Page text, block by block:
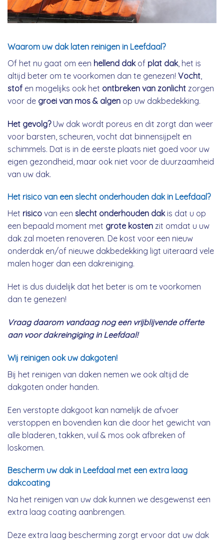
Waarom uw dak laten reinigen in Leefdaal?
Of het nu gaat om een hellend dakof plat dak, het is
altijd beter om te voorkomen dan te genezen! Vocht
stof en mogelijks ook het ontbreken van zonlicht zorgen
voor de groei van mos & algen op uw dakbedekking.
Het gevolg?Uw dak wordt poreus en dit zorgt dan weer
voor barsten, scheuren, vocht dat binnensijpelt en
schimmels. Dat is in de eerste plaats niet goed voor uw
eigen gezondheid, maar ook niet voor de duurzaamheid
van uw dak.
Het risico van een slecht onderhouden dak in Leefdaal?
Het risico van een slecht onderhouden dakis dat u op
een bepaald moment met grote kosten zit omdat u uw
dak zal moeten renoveren. De kost voor een nieuw
onderdak en/of nieuwe dakbedekking ligt uiteraard vele
malen hoger dan een dakreiniging.
Het is dus duidelijk dat het beter is om te voorkomen
dan te genezen!
Vraag daarom vandaag nog een vrijblijvende offerte
aan voor dakreingiging in Leefdaal!
Wij reinigen ook uw dakgoten!
Bij het reinigen van daken nemen we ook altijd de
dakgoten onder handen.
Een verstopte dakgoot kan namelijk de afvoer
verstoppen en bovendien kan die door het gewicht van
alle bladeren, takken, vuil & mos ook afbreken of
loskomen.
Bescherm uw dak in Leefdaal met een extra laag
dakcoating
Na het reinigen van uw dak kunnen we desgewenst een
extra laag coating aanbrengen.
Deze extra laag bescherming zorgt ervoor dat uw dak